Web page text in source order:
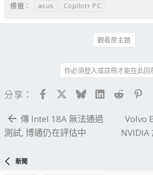
標籤： asus Copilot+ PC
觀看原主題
你必須登入或註冊才能在此回
分享： FacebookBlueskyLinkedIn
Reddit
傳 Intel 18A 無法通過
測試, 博通仍在評估中
Volvo
NVIDIA
新聞